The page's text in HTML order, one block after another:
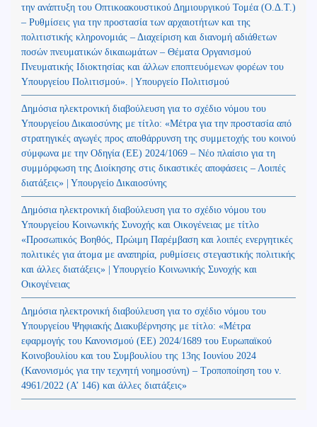
την ανάπτυξη του Οπτικοακουστικού Δημιουργικού Τομέα (Ο.Δ.Τ.)
– Ρυθμίσεις για την προστασία των αρχαιοτήτων και της
πολιτιστικής κληρονομιάς – Διαχείριση και διανομή αδιάθετων
ποσών πνευματικών δικαιωμάτων – Θέματα Οργανισμού
Πνευματικής Ιδιοκτησίας και άλλων εποπτευόμενων φορέων του
Υπουργείου Πολιτισμού». | Υπουργείο Πολιτισμού
Δημόσια ηλεκτρονική διαβούλευση για το σχέδιο νόμου του
Υπουργείου Δικαιοσύνης με τίτλο: «Μέτρα για την προστασία από
στρατηγικές αγωγές προς αποθάρρυνση της συμμετοχής του κοινού
σύμφωνα με την Οδηγία (ΕΕ) 2024/1069 – Νέο πλαίσιο για τη
συμμόρφωση της Διοίκησης στις δικαστικές αποφάσεις – Λοιπές
διατάξεις» | Υπουργείο Δικαιοσύνης
Δημόσια ηλεκτρονική διαβούλευση για το σχέδιο νόμου του
Υπουργείου Κοινωνικής Συνοχής και Οικογένειας με τίτλο
«Προσωπικός Βοηθός, Πρώιμη Παρέμβαση και λοιπές ενεργητικές
πολιτικές για άτομα με αναπηρία, ρυθμίσεις στεγαστικής πολιτικής
και άλλες διατάξεις» | Υπουργείο Κοινωνικής Συνοχής και
Οικογένειας
Δημόσια ηλεκτρονική διαβούλευση για το σχέδιο νόμου του
Υπουργείου Ψηφιακής Διακυβέρνησης με τίτλο: «Μέτρα
εφαρμογής του Κανονισμού (ΕΕ) 2024/1689 του Ευρωπαϊκού
Κοινοβουλίου και του Συμβουλίου της 13ης Ιουνίου 2024
(Kανονισμός για την τεχνητή νοημοσύνη) – Τροποποίηση του ν.
4961/2022 (Α’ 146) και άλλες διατάξεις»